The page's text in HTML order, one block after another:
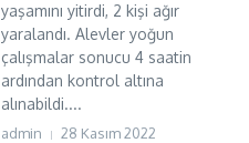
yaşamını yitirdi, 2 kişi ağır
yaralandı. Alevler yoğun
çalışmalar sonucu 4 saatin
ardından kontrol altına
alınabildi....
admin 28 Kasım 2022